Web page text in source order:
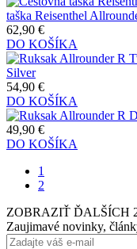
taška Reisenthel
62,90 €
DO KOŠÍKA
Silver
54,90 €
DO KOŠÍKA
49,90 €
DO KOŠÍKA
1
2
ZOBRAZIŤ ĎALŠÍCH
Zaujimavé novinky,